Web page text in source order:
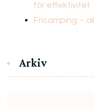
för effektivitet
Fricamping –
Arkiv